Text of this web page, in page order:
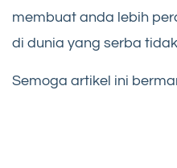
membuat anda lebih
di dunia yang serba
Semoga artikel ini